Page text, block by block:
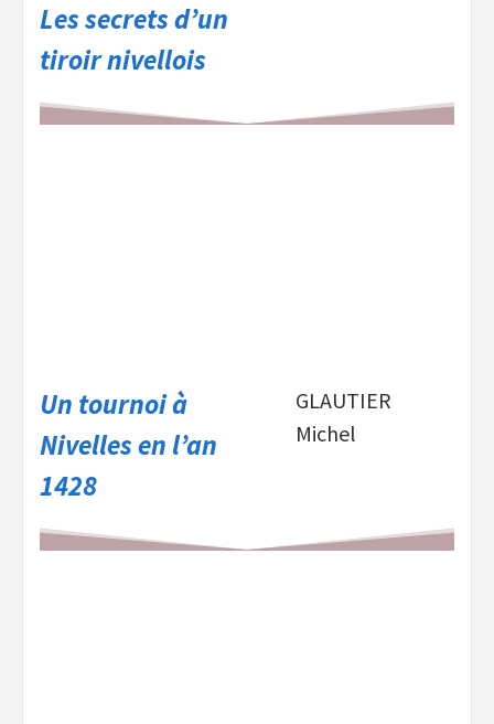
Les secrets d’un
tiroir nivellois
Un tournoi à
Nivelles en l’an
1428
GLAUTIER
Michel